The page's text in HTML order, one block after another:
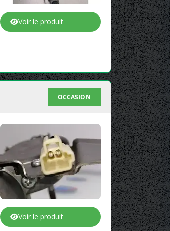
Voir le produit
OCCASION
Voir le produit